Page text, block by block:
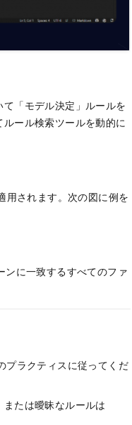
「モデル決定」ルールを
ール検索ツールを動的に
用されます。次の図に例を
ンに一致するすべてのファ
プラクティスに従ってくだ
たは曖昧なルールは